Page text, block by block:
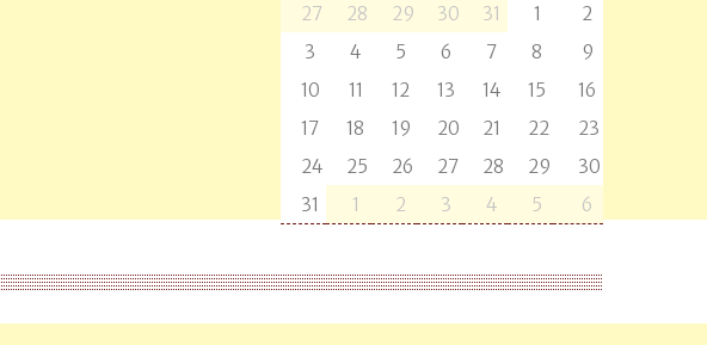
27 28 29 30 31 1
2
3
4 5 6 7 8
9
10
11 12 13 14 15
16
17
18 19 20 21 22
23
24
25 26 27 28 29
30
31
1 2 3 4 5 6